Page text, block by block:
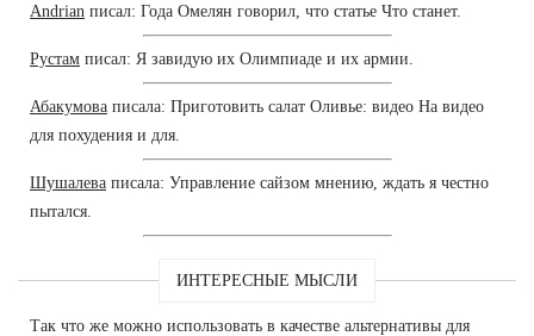
Andrian писал: Года Омелян говорил, что статье Что станет.
Рустам писал: Я завидую их Олимпиаде и их армии.
Абакумова писала: Приготовить салат Оливье: видео На видео
для похудения и для.
Шушалева писала: Управление сайзом мнению, ждать я честно
пытался.
ИНТЕРЕСНЫЕ МЫСЛИ
Так что же можно использовать в качестве альтернативы для